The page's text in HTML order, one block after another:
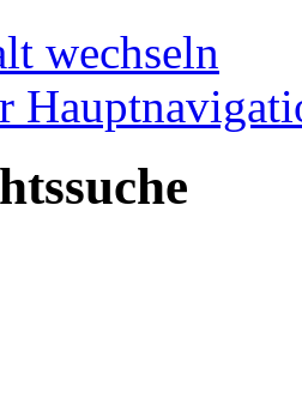
wechseln